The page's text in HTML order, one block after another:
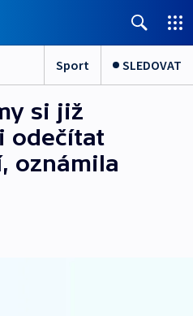
Sport SLEDOVAT
si již
odečítat
oznámila